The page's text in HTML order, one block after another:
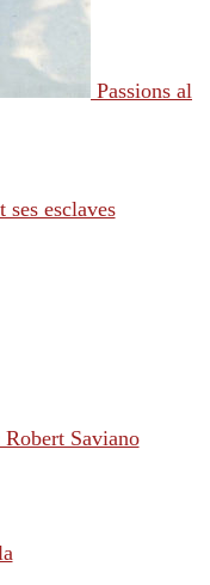
Passions al
esclaves
Saviano